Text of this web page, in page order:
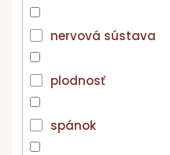
nervová sústava
plodnosť
spánok